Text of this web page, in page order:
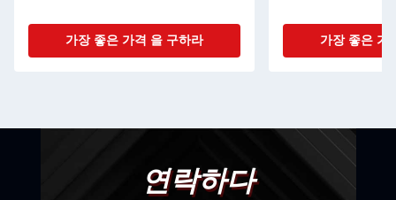
가장 좋은 가격 을 구하라 가장 좋은 가
연락하다